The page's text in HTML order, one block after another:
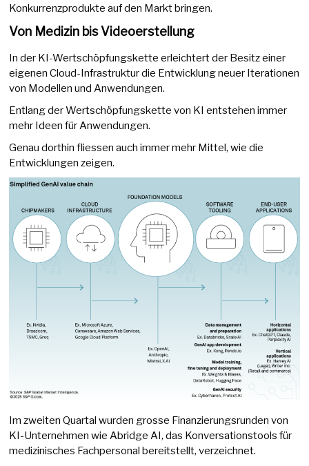
Konkurrenzprodukte auf den Markt bringen.
Von Medizin bis Videoerstellung
In der KI-Wertschöpfungskette erleichtert der Besitz einer
eigenen Cloud-Infrastruktur die Entwicklung neuer Iterationen
von Modellen und Anwendungen.
Entlang der Wertschöpfungskette von KI entstehen immer
mehr Ideen für Anwendungen.
Genau dorthin fliessen auch immer mehr Mittel, wie die
Entwicklungen zeigen.
Im zweiten Quartal wurden grosse Finanzierungsrunden von
KI-Unternehmen wie Abridge AI, das Konversationstools für
medizinisches Fachpersonal bereitstellt, verzeichnet.